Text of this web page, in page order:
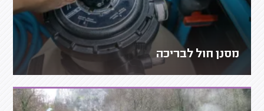
מסנן חול לבריכה